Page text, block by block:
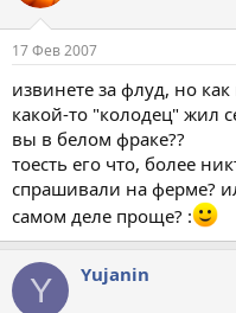
17 Фев 2007
извинете за флуд, но
какой-то "колодец" жил
вы в белом фраке??
тоесть его что, более
спрашивали на ферме?
самом деле проще? :
Y Yujanin